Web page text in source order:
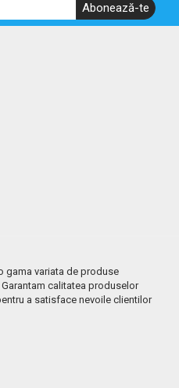
Abonează-te
gama variata de produse
calitatea produselor
a satisface nevoile clientilor